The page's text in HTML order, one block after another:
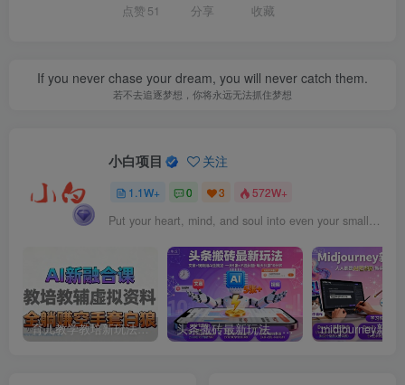
点赞 51 分享 收藏
If you never chase your dream, you will never catch them.
若不去追逐梦想，你将永远无法抓住梦想
小白项目 关注
1.1W+ 0 3 572W+
Put your heart, mind, and soul into even your smallest acts. This is the secret of success.
育儿教学教培新玩法，AI生成教学视频，市场大，操作简单，变现天花板非常高 头条搬砖最新玩法，文章+视频用AI全搞定，一天5张+不是问题，每天只需10分钟